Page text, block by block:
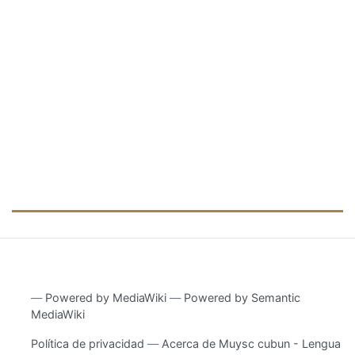
― Powered by MediaWiki ― Powered by Semantic
MediaWiki
Política de privacidad
Acerca de Muysc cubun - Lengua